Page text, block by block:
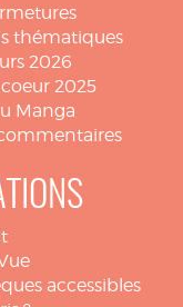
thématiques
2026
2025
Manga
accessibles